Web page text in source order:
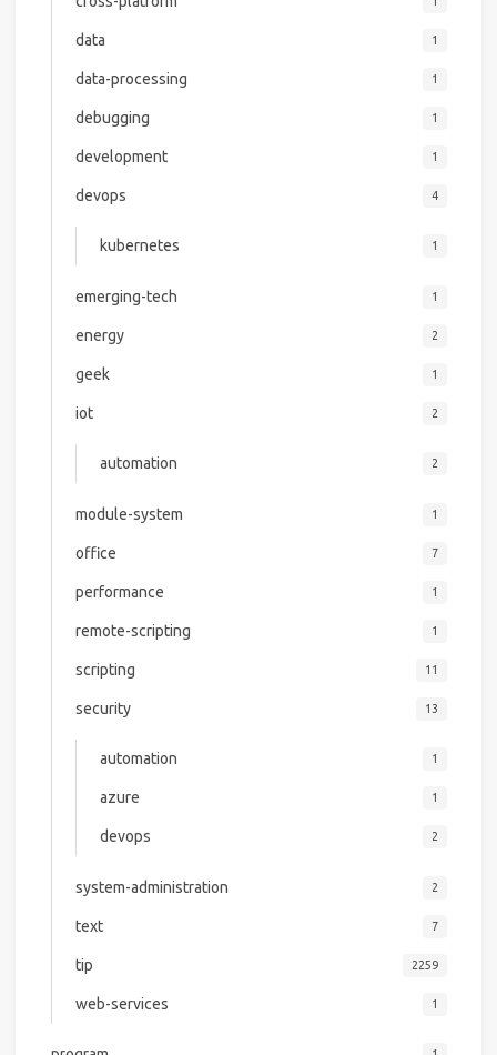
data 1
data-processing 1
debugging 1
development 1
devops 4
kubernetes 1
emerging-tech 1
energy 2
geek 1
iot 2
automation 2
module-system 1
office 7
performance 1
remote-scripting 1
scripting 11
security 13
automation 1
azure 1
devops 2
system-administration 2
text 7
tip 2259
web-services 1